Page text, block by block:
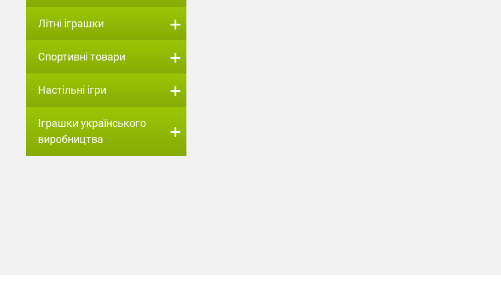
Літні іграшки
Спортивні товари
Настільні ігри
Іграшки українського
виробництва